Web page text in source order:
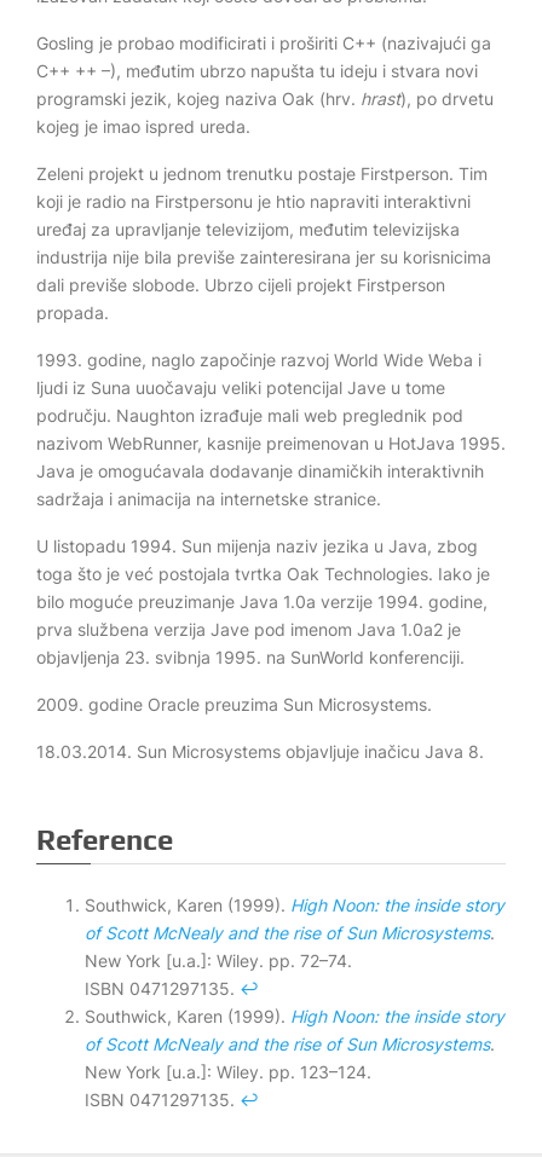
Gosling je probao modificirati i proširiti C++ (nazivajući ga
C++ ++ –), međutim ubrzo napušta tu ideju i stvara novi
programski jezik, kojeg naziva Oak (hrv. hrast), po drvetu
kojeg je imao ispred ureda.
Zeleni projekt u jednom trenutku postaje Firstperson. Tim
koji je radio na Firstpersonu je htio napraviti interaktivni
uređaj za upravljanje televizijom, međutim televizijska
industrija nije bila previše zainteresirana jer su korisnicima
dali previše slobode. Ubrzo cijeli projekt Firstperson
propada.
1993. godine, naglo započinje razvoj World Wide Weba i
ljudi iz Suna uuočavaju veliki potencijal Jave u tome
području. Naughton izrađuje mali web preglednik pod
nazivom WebRunner, kasnije preimenovan u HotJava 1995.
Java je omogućavala dodavanje dinamičkih interaktivnih
sadržaja i animacija na internetske stranice.
U listopadu 1994. Sun mijenja naziv jezika u Java, zbog
toga što je već postojala tvrtka Oak Technologies. Iako je
bilo moguće preuzimanje Java 1.0a verzije 1994. godine,
prva službena verzija Jave pod imenom Java 1.0a2 je
objavljenja 23. svibnja 1995. na SunWorld konferenciji.
2009. godine Oracle preuzima Sun Microsystems.
18.03.2014. Sun Microsystems objavljuje inačicu Java 8.
Reference
Southwick, Karen (1999). High Noon: the inside story
of Scott McNealy and the rise of Sun Microsystems.
New York [u.a.]: Wiley. pp. 72–74.
ISBN 0471297135. ↩︎
Southwick, Karen (1999). High Noon: the inside story
of Scott McNealy and the rise of Sun Microsystems.
New York [u.a.]: Wiley. pp. 123–124.
ISBN 0471297135. ↩︎